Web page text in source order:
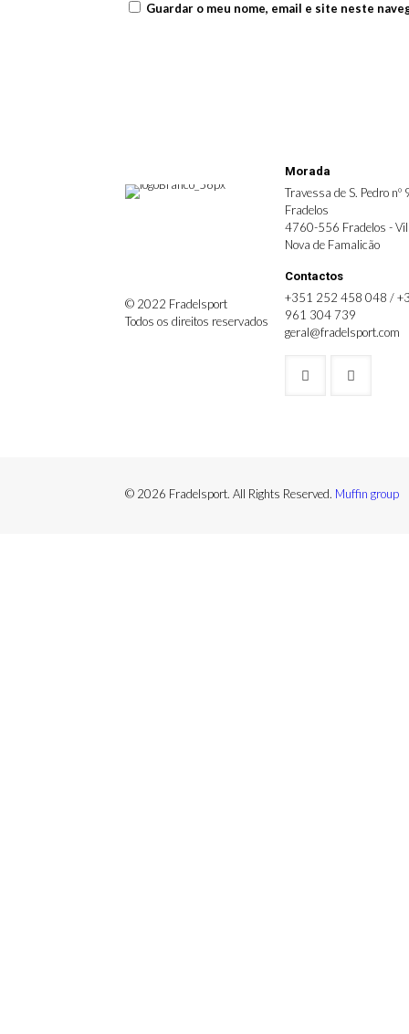
Guardar o meu nome, email e site neste
© 2022 Fradelsport
Todos os direitos reservados
Morada
Travessa de S. Pedro nº
Fradelos
4760-556 Fradelos -
Nova de Famalicão
Contactos
+351 252 458 048 /
961 304 739
geral@fradelsport.com
© 2026 Fradelsport. All Rights Reserved. Muffin group